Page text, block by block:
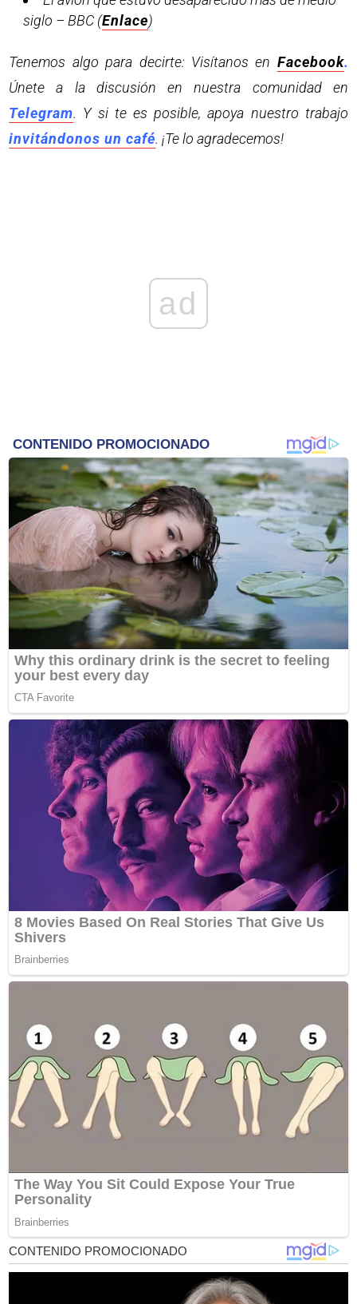
siglo – BBC (Enlace)
Tenemos algo para decirte: Visítanos en Facebook.
Únete a la discusión en nuestra comunidad en
Telegram. Y si te es posible, apoya nuestro trabajo
invitándonos un café. ¡Te lo agradecemos!
ad